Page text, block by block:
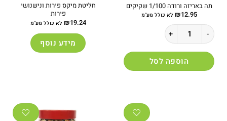
תה באריזה ורודה 1/100 שקיקים
₪12.95 לא כולל מע"מ
כמות של תה באריזה ורודה 1/100 שקיקים
הוספה לסל
חליטת מיקס פירות ונישנושי
פירות
₪19.24 לא כולל מע"מ
מידע נוסף